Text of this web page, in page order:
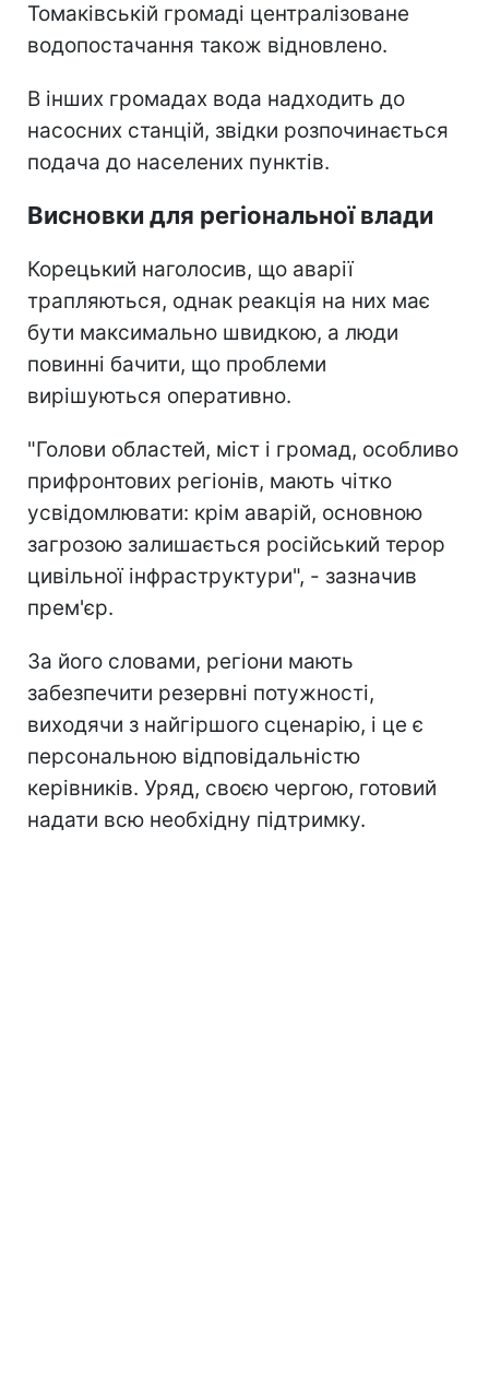
Томаківській громаді централізоване
водопостачання також відновлено.
В інших громадах вода надходить до
насосних станцій, звідки розпочинається
подача до населених пунктів.
Висновки для регіональної влади
Корецький наголосив, що аварії
трапляються, однак реакція на них має
бути максимально швидкою, а люди
повинні бачити, що проблеми
вирішуються оперативно.
"Голови областей, міст і громад, особливо
прифронтових регіонів, мають чітко
усвідомлювати: крім аварій, основною
загрозою залишається російський терор
цивільної інфраструктури", - зазначив
прем'єр.
За його словами, регіони мають
забезпечити резервні потужності,
виходячи з найгіршого сценарію, і це є
персональною відповідальністю
керівників. Уряд, своєю чергою, готовий
надати всю необхідну підтримку.